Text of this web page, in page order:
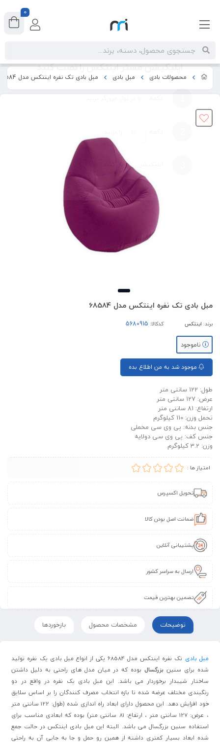
محصولات بادی مبل بادی مبل بادی تک نفره اینتکس مدل 68584
مبل بادی تک نفره اینتکس مدل 68584
برند: اینتکس کدکالا:
ناموجود
موجود شد به من اطلاع بده
طول: 122 سانتی متر
عرض: 127 سانتی متر
ارتفاع: 81 سانتی متر
تحمل وزن: 110 کیلوگرم
جنس بدنه: پی وی سی مخملی
جنس کف: پی وی سی دولایه
وزن: 3.2 کیلوگرم
امتیاز ها :
تحویل اکسپرس
ضمانت اصل بودن کالا
پشتیبانی آنلاین
ارسال به سراسر کشور
تضمین بهترین قیمت
توضیحات مشخصات محصول بازخوردها
مبل بادی
تک نفره اینتکس مدل 68584 یکی از انواع مبل بادی یک نفره تولید
شده برای سنین بزرگسال بوده که در میان مدل های راحتی به دلیل داشتن
ساختار شیبدار برخوردار می باشد. این مبل بادی یک نفره در واقع در دو
رنگبندی مختلف عرضه شده تا بازه انتخاب مصرف کنندگان را بر اساس سلایق
خود افزایش دهد. این محصول دارای ابعاد راه اندازی شده (طول: 122 سانتی متر
، عرض: 127 سانتی متر ، ارتفاع: 81 سانتی متر) بوده که ابعادی مناسب برای
استفاده سنین بزرگسال می باشد. البته این مبل بادی اینتکس در حالت جمع
شده ابعاد بسیار کمتری داشته از همین رو حمل و جا به جایی آن به راحتی
0
اپلیکیشن مستر اینتکس را نصب کنید
1
را بزنید.
اپلیکیشن